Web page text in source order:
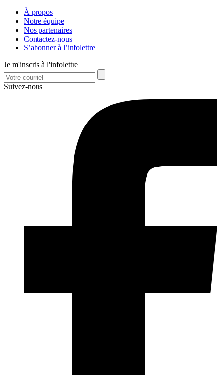
À propos
Notre équipe
Nos partenaires
Contactez-nous
S’abonner à l’infolettre
Je m'inscris à l'infolettre
Suivez-nous